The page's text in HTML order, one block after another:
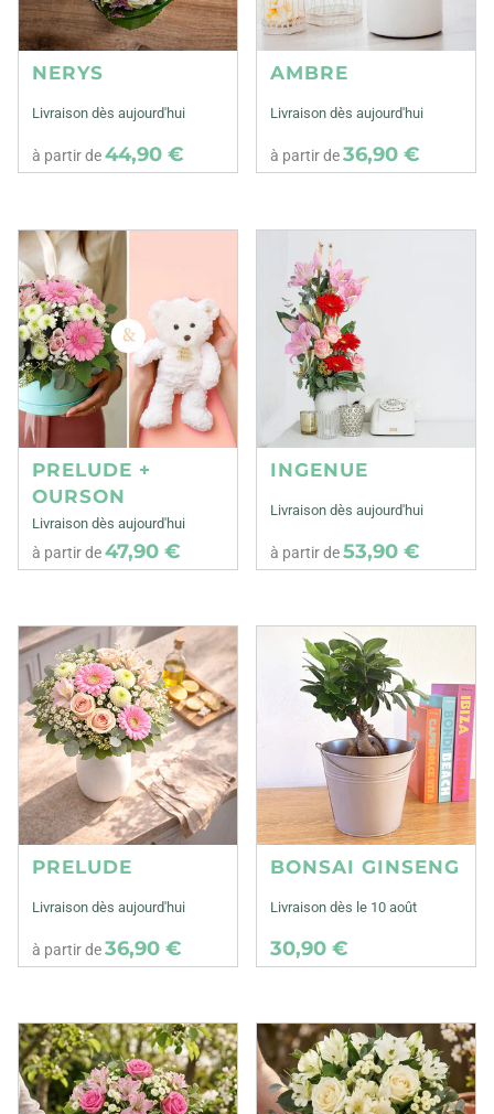
NERYS
Livraison dès aujourd'hui
à partir de44,90 €
AMBRE
Livraison dès aujourd'hui
à partir de36,90 €
PRELUDE +
OURSON
Livraison dès aujourd'hui
à partir de47,90 €
INGENUE
Livraison dès aujourd'hui
à partir de53,90 €
PRELUDE
Livraison dès aujourd'hui
à partir de36,90 €
BONSAI GINSENG
Livraison dès le 10 août
30,90 €